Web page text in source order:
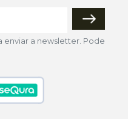
enviar a newsletter. Pode